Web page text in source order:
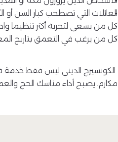
العائلات التي تصطحب كبار السن أو
كل من يسعى لتجربة أكثر تنظيما
كل من يرغب في التعمق بتاريخ
الكونسيرج الديني ليس فقط خدمة
مكارم، يصبح أداء مناسك الحج